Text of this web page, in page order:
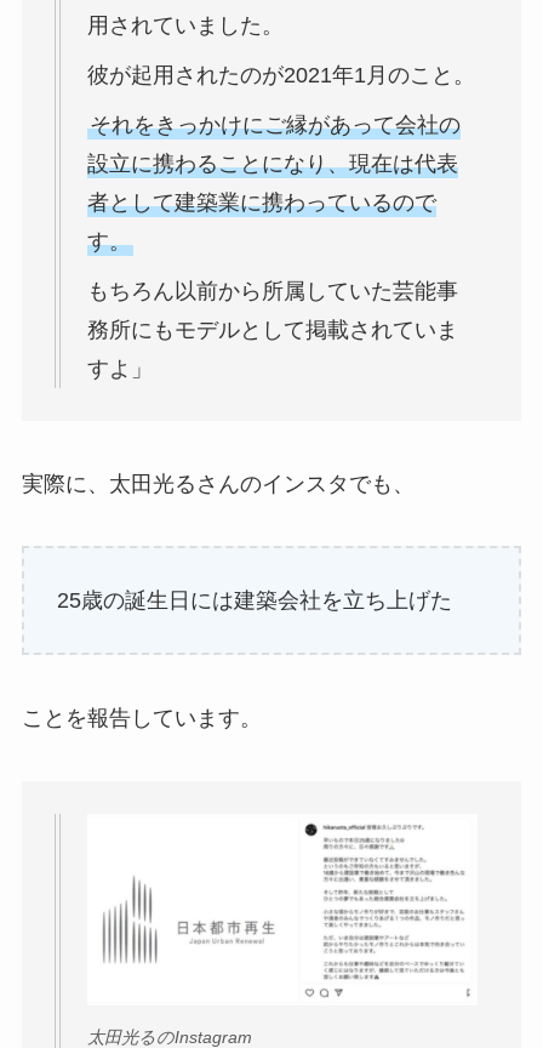
用されていました。
彼が起用されたのが2021年1月のこと。
それをきっかけにご縁があって会社の
設立に携わることになり、現在は代表
者として建築業に携わっているので
す。
もちろん以前から所属していた芸能事
務所にもモデルとして掲載されていま
すよ」
実際に、太田光るさんのインスタでも、
25歳の誕生日には建築会社を立ち上げた
ことを報告しています。
太田光るのInstagram